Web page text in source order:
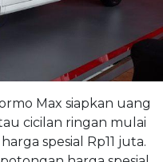
Max siapkan uang
cicilan ringan mulai
spesial Rp11 juta.